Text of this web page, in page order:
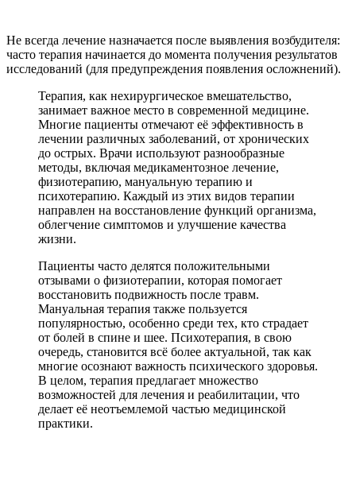
Не всегда лечение назначается после выявления возбудителя:
часто терапия начинается до момента получения результатов
исследований (для предупреждения появления осложнений).
Терапия, как нехирургическое вмешательство,
занимает важное место в современной медицине.
Многие пациенты отмечают её эффективность в
лечении различных заболеваний, от хронических
до острых. Врачи используют разнообразные
методы, включая медикаментозное лечение,
физиотерапию, мануальную терапию и
психотерапию. Каждый из этих видов терапии
направлен на восстановление функций организма,
облегчение симптомов и улучшение качества
жизни.
Пациенты часто делятся положительными
отзывами о физиотерапии, которая помогает
восстановить подвижность после травм.
Мануальная терапия также пользуется
популярностью, особенно среди тех, кто страдает
от болей в спине и шее. Психотерапия, в свою
очередь, становится всё более актуальной, так как
многие осознают важность психического здоровья.
В целом, терапия предлагает множество
возможностей для лечения и реабилитации, что
делает её неотъемлемой частью медицинской
практики.